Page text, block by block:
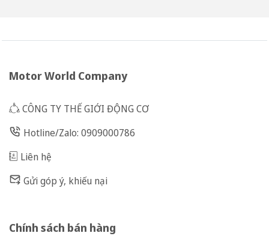
Motor World Company
CÔNG TY THẾ GIỚI ĐỘNG CƠ
Hotline/Zalo: 0909000786
Liên hệ
Gửi góp ý, khiếu nại
Chính sách bán hàng